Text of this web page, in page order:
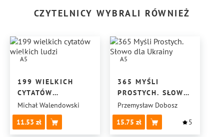
CZYTELNICY WYBRALI RÓWNIEŻ
A5
199 WIELKICH
CYTATÓW
WIELKICH LUDZI
Michał Walendowski
11.53
A5
365 MYŚLI
PROSTYCH. SŁOWO
DLA UKRAINY
Przemysław Dobosz
15.75
5